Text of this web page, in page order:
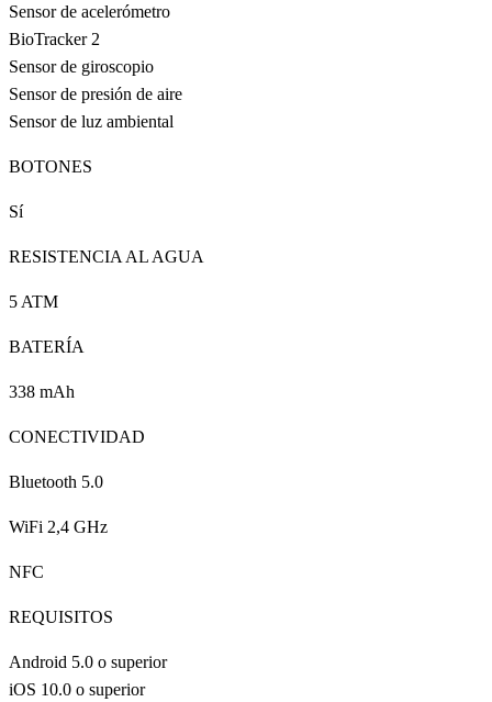
Sensor de acelerómetro
BioTracker 2
Sensor de giroscopio
Sensor de presión de aire
Sensor de luz ambiental
BOTONES
Sí
RESISTENCIA AL AGUA
5 ATM
BATERÍA
338 mAh
CONECTIVIDAD
Bluetooth 5.0
WiFi 2,4 GHz
NFC
REQUISITOS
Android 5.0 o superior
iOS 10.0 o superior